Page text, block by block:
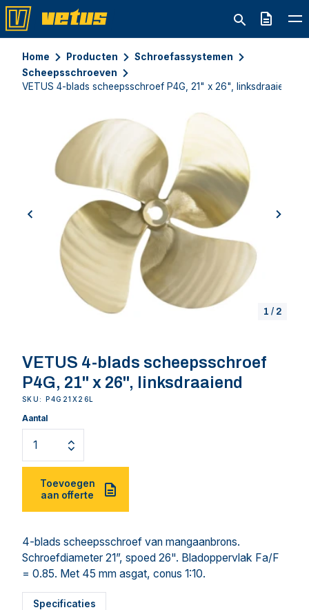
Offerte
Home Producten
Schroefassystemen
Scheepsschroeven
VETUS 4-blads scheepsschroef P4G, 21" x 26", linksdraaiend
previous next
1 / 2
VETUS 4-blads scheepsschroef
P4G, 21" x 26", linksdraaiend
SKU: P4G21X26L
Aantal
Toevoegen
aan offerte
4-blads scheepsschroef van mangaanbrons.
Schroefdiameter 21”, spoed 26". Bladoppervlak Fa/F
= 0.85. Met 45 mm asgat, conus 1:10.
Specificaties